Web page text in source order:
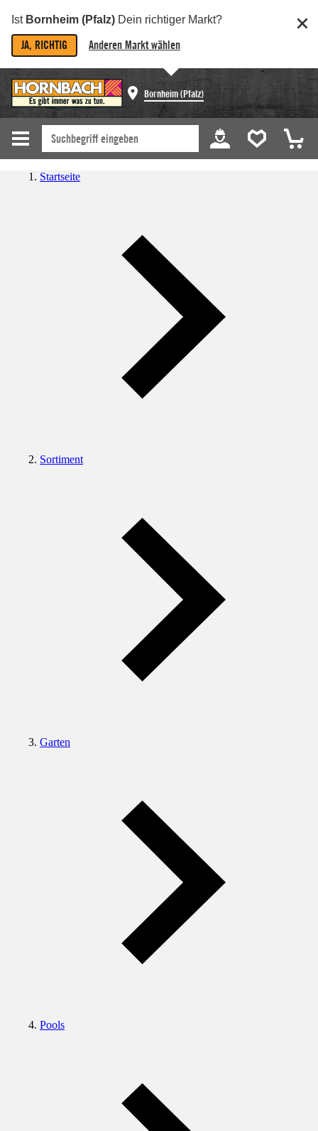
Ist Bornheim (Pfalz) Dein richtiger Markt?
JA, RICHTIG Anderen Markt wählen
Bornheim (Pfalz)
Startseite
Sortiment
Garten
Pools